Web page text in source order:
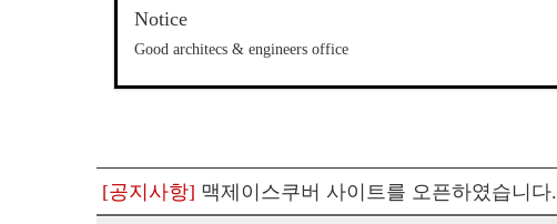
Notice
Good architecs & engineers office
[공지사항] 맥제이스쿠버 사이트를 오픈하였습니다.